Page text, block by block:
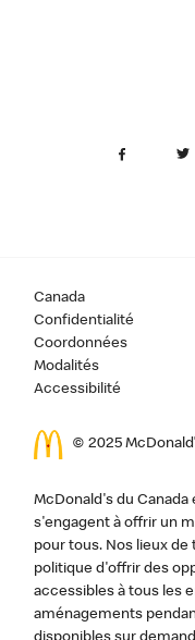
Canada
Confidentialité
Coordonnées
Modalités
Accessibilité
© 2025
McDonald's du
s'engagent à offrir un
pour tous. Nos lieux
politique d'offrir des
accessibles à tous les
aménagements